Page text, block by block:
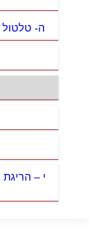
ה- טלטול
י –